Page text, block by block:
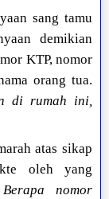
sang tamu
demikian
KTP, nomor
orang tua.
di rumah ini,
atas sikap
oleh yang
nomor